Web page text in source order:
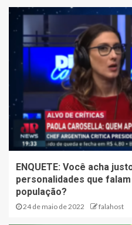
ENQUETE: Você acha
personalidades que
população?
24 de maio de 2022 falahost